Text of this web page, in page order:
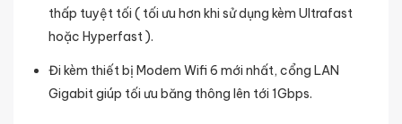
thấp tuyệt tối ( tối ưu hơn khi sử dụng kèm Ultrafast
hoặc Hyperfast ).
Đi kèm thiết bị Modem Wifi 6 mới nhất, cổng LAN
Gigabit giúp tối ưu băng thông lên tới 1Gbps.